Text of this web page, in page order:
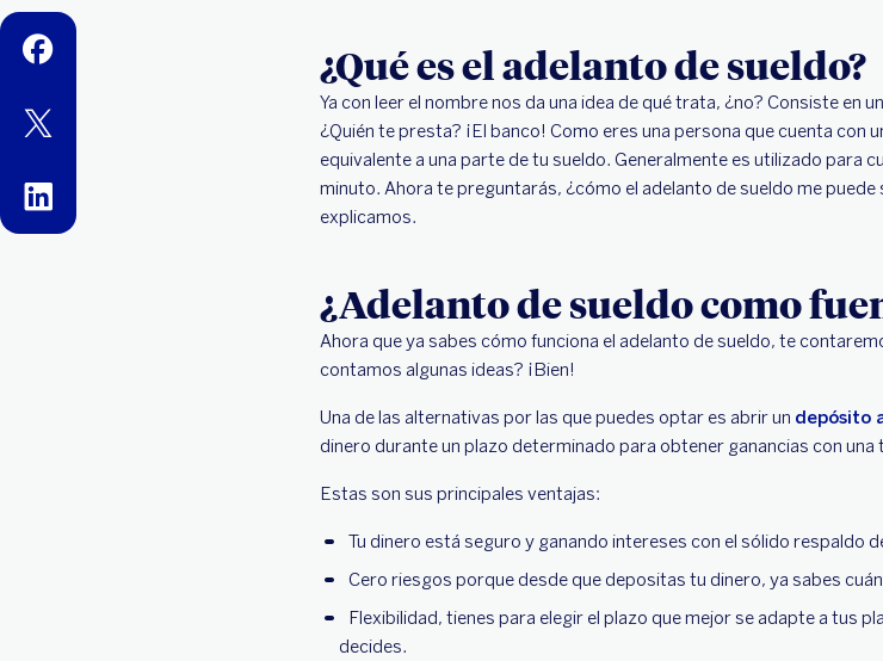
facebook
twitter
linkedin
¿Qué es el adelanto de sueldo?
Ya con leer el nombre nos da una idea de qué trata, ¿no? Consiste en
¿Quién te presta? ¡El banco! Como eres una persona que cuenta con
equivalente a una parte de tu sueldo. Generalmente es utilizado para
minuto. Ahora te preguntarás, ¿cómo el adelanto de sueldo me
explicamos.
¿Adelanto de sueldo como
Ahora que ya sabes cómo funciona el adelanto de sueldo, te
contamos algunas ideas? ¡Bien!
Una de las alternativas por las que puedes optar es abrir un depósito
dinero durante un plazo determinado para obtener ganancias con una
Estas son sus principales ventajas:
Tu dinero está seguro y ganando intereses con el sólido respaldo
Cero riesgos porque desde que depositas tu dinero, ya sabes
Flexibilidad, tienes para elegir el plazo que mejor se adapte a tus
decides.